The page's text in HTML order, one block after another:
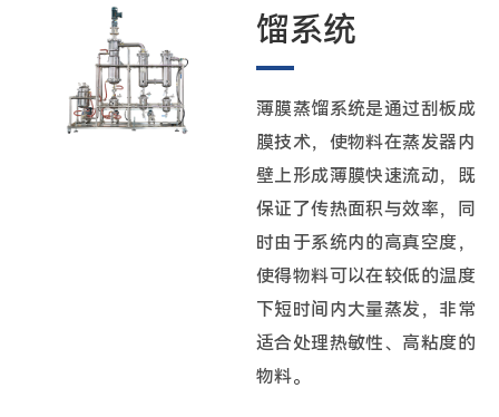
馏系统
薄膜蒸馏系统是通过刮板成
膜技术，使物料在蒸发器内
壁上形成薄膜快速流动，既
保证了传热面积与效率，同
时由于系统内的高真空度，
使得物料可以在较低的温度
下短时间内大量蒸发，非常
适合处理热敏性、高粘度的
物料。